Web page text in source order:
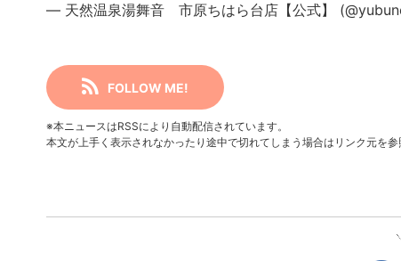
— 天然温泉湯舞音 市原ちはら台店【公式】
FOLLOW ME!
※本ニュースはRSSにより自動配信されています。
本文が上手く表示されなかったり途中で切れてしまう場合はリンク元を参